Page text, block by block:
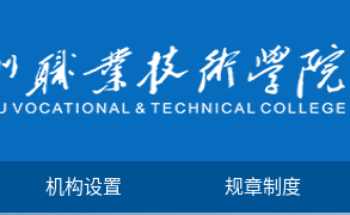
机构设置 规章制度